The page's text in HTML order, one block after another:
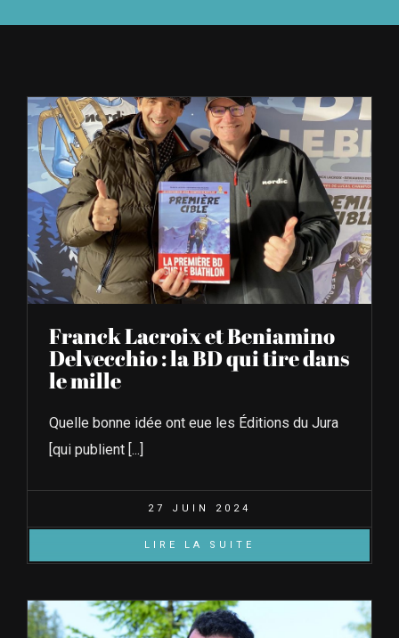
OÙ TROUVER NUMÉRO 39
LIRE NUMÉRO 39
Franck Lacroix et Beniamino
Delvecchio : la BD qui tire dans
le mille
Quelle bonne idée ont eue les Éditions du Jura
[qui publient [...]
27 JUIN 2024
LIRE LA SUITE